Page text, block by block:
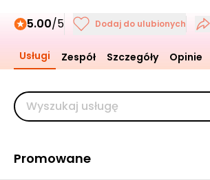
5.00/5 Dodaj do ulubionych
Usługi Zespół Szczegóły Opinie
Promowane